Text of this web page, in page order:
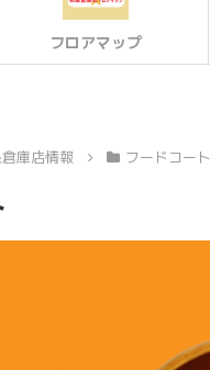
フロアマップ
庫店情報 フードコート